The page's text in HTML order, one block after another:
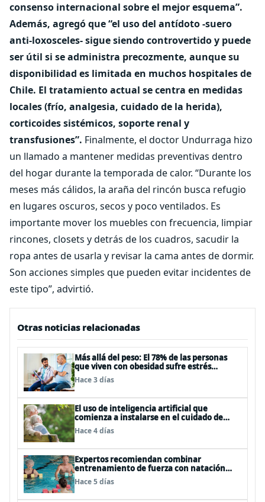
consenso internacional sobre el mejor esquema”.
Además, agregó que “el uso del antídoto -suero
anti-loxosceles- sigue siendo controvertido y puede
ser útil si se administra precozmente, aunque su
disponibilidad es limitada en muchos hospitales de
Chile. El tratamiento actual se centra en medidas
locales (frío, analgesia, cuidado de la herida),
corticoides sistémicos, soporte renal y
transfusiones”. Finalmente, el doctor Undurraga hizo
un llamado a mantener medidas preventivas dentro
del hogar durante la temporada de calor. “Durante los
meses más cálidos, la araña del rincón busca refugio
en lugares oscuros, secos y poco ventilados. Es
importante mover los muebles con frecuencia, limpiar
rincones, closets y detrás de los cuadros, sacudir la
ropa antes de usarla y revisar la cama antes de dormir.
Son acciones simples que pueden evitar incidentes de
este tipo”, advirtió.
Otras noticias relacionadas
Más allá del peso: El 78% de las personas
que viven con obesidad sufre estrés
postraumático debido al estigma
Hace 3 días
El uso de inteligencia artificial que
comienza a instalarse en el cuidado de
personas mayores
Hace 4 días
Expertos recomiendan combinar
entrenamiento de fuerza con natación
para fortalecer la salud
Hace 5 días